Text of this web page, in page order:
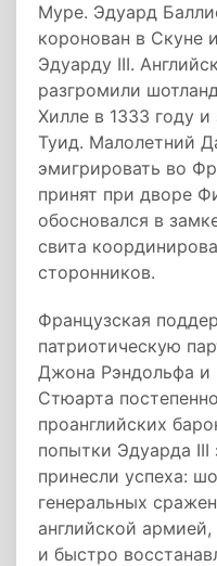
Муре. Эдуард
коронован в Скуне
Эдуарду III.
разгромили
Хилле в 1333 году
Туид. Малолетний
эмигрировать во
принят при дворе
обосновался в
свита
сторонников.
Французская
патриотическую
Джона Рэндольфа и
Стюарта
проанглийских
попытки Эдуарда
принесли успеха:
генеральных
английской
и быстро